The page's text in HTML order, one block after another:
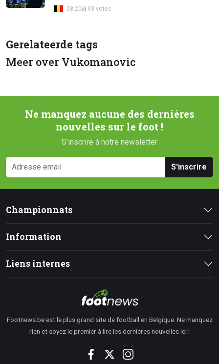
08:20 93 votes
Gerelateerde tags
Meer over Vukomanovic
Ne manquez aucune des dernières
nouvelles sur le foot !
S'inscrire à notre newsletter
S'inscrire
Championnats
Information
Liens internes
Footnews.be est le plus grand site de football en Belgique. Ne manquez
rien et soyez le premier à lire les dernières nouvelles ici !